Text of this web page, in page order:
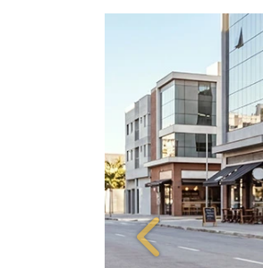
Anterior